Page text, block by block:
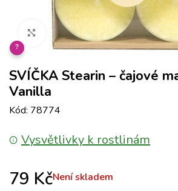
Klikněte pro zvětšení
?
SVÍČKA Stearin – čajové
Vanilla
Kód: 78774
Vysvětlivky k rostlinám
79 KčNení skladem